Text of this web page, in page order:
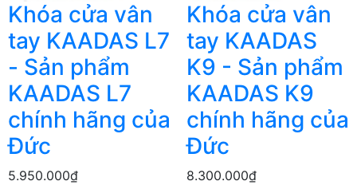
Khóa cửa vân
tay KAADAS L7
- Sản phẩm
KAADAS L7
chính hãng của
Đức
5.950.000₫
Khóa cửa vân
tay KAADAS
K9 - Sản phẩm
KAADAS K9
chính hãng của
Đức
8.300.000₫